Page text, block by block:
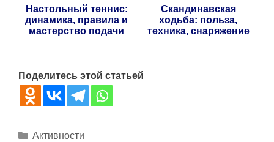
Настольный теннис:
динамика, правила и
мастерство подачи
Скандинавская
ходьба: польза,
техника, снаряжение
Поделитесь этой статьей
Рубрики
Активности